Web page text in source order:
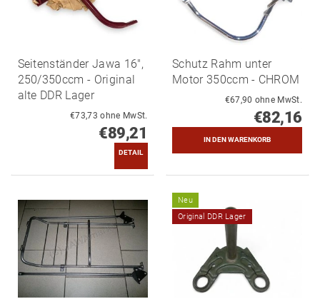
Seitenständer Jawa 16",
250/350ccm - Original
alte DDR Lager
€73,73 ohne MwSt.
€89,21
DETAIL
Schutz Rahm unter
Motor 350ccm - CHROM
€67,90 ohne MwSt.
€82,16
Neu
Original DDR Lager